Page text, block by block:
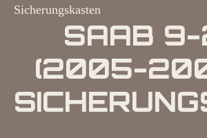
Sicherungskasten
SAAB
(2005-